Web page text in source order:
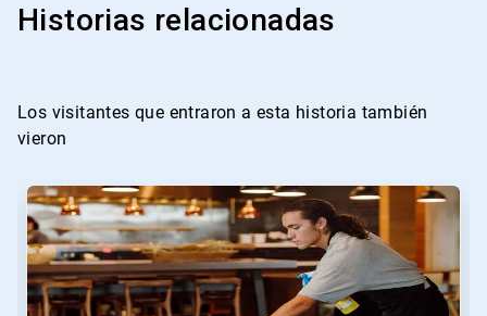
Historias relacionadas
Los visitantes que entraron a esta historia también
vieron
Esto
es
un
carrusel.
Use
los
botones